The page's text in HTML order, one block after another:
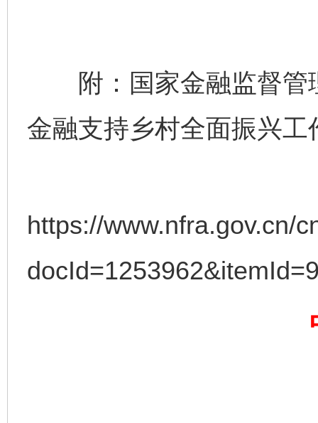
附：国家金融监督管
金融支持乡村全面振兴工
https://www.nfra.gov.cn/
完善运行机制助力责任有效落实 一纸欠